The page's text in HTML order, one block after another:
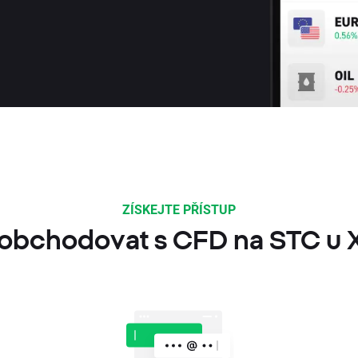
ZÍSKEJTE PŘÍSTUP
s CFD na STC u